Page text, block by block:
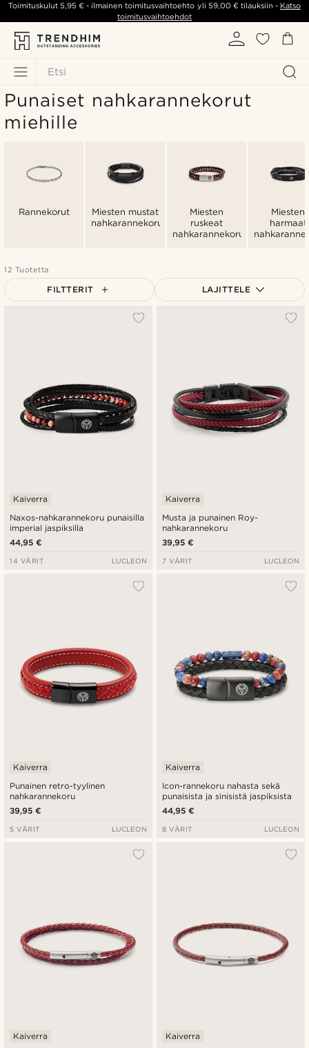
Etsi
Toimituskulut5,95 € - ilmainen toimitusvaihtoehto yli 59,00 €tilauksiin - Katso
toimitusvaihtoehdot
Punaiset nahkarannekorut
miehille
Rannekorut
Miesten mustat
nahkarannekorut
Miesten
ruskeat
nahkarannekorut
Miesten
harmaat
12 Tuotetta
FILTTERIT LAJITTELE
Naxos-nahkarannekoru punaisilla
imperial jaspiksilla
Kaiverra
44,95 €
14 VÄRIT LUCLEON
Musta ja punainen Roy-
nahkarannekoru
Kaiverra
39,95 €
7 VÄRIT LUCLEON
Punainen retro-tyylinen
nahkarannekoru
Kaiverra
39,95 €
5 VÄRIT LUCLEON
Icon-rannekoru nahasta sekä
punaisista ja sinisistä jaspiksista
Kaiverra
44,95 €
8 VÄRIT LUCLEON
Kaiverra Kaiverra